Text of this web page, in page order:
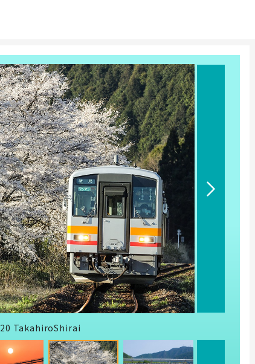
TakahiroShirai